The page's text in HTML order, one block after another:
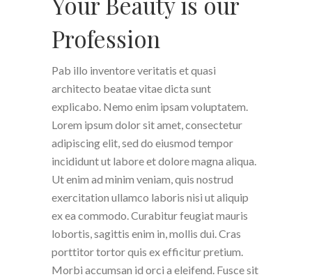
Profession
Pab illo inventore veritatis et quasi
architecto beatae vitae dicta sunt
explicabo. Nemo enim ipsam voluptatem.
Lorem ipsum dolor sit amet, consectetur
adipiscing elit, sed do eiusmod tempor
incididunt ut labore et dolore magna aliqua.
Ut enim ad minim veniam, quis nostrud
exercitation ullamco laboris nisi ut aliquip
ex ea commodo. Curabitur feugiat mauris
lobortis, sagittis enim in, mollis dui. Cras
porttitor tortor quis ex efficitur pretium.
Morbi accumsan id orci a eleifend. Fusce sit